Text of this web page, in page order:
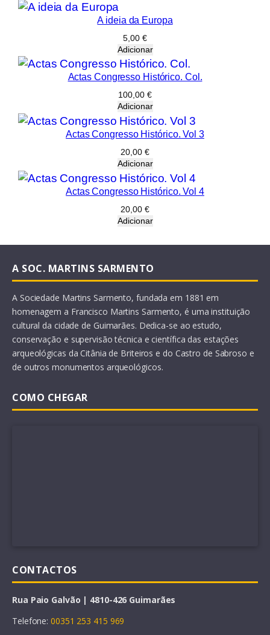
V
.
I
A ideia da Europa
5,00 €
Adicionar
Actas Congresso Histórico. Col.
100,00 €
Adicionar
Actas Congresso Histórico. Vol 3
20,00 €
Adicionar
Actas Congresso Histórico. Vol 4
20,00 €
Adicionar
A SOC. MARTINS SARMENTO
A Sociedade Martins Sarmento, fundada em 1881 em
homenagem a Francisco Martins Sarmento, é uma instituição
cultural da cidade de Guimarães. Dedica-se ao estudo,
conservação e supervisão técnica e científica das estações
arqueológicas da Citânia de Briteiros e do Castro de Sabroso e
de outros monumentos arqueológicos.
COMO CHEGAR
CONTACTOS
Rua Paio Galvão | 4810-426 Guimarães
Telefone:00351 253 415 969